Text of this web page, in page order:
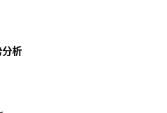
分析